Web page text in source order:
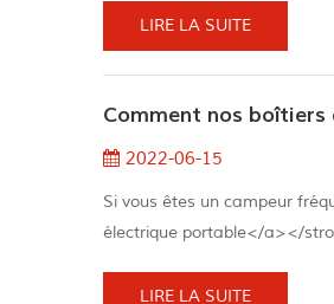
LIRE LA SUITE
Comment nos
2022-06-15
Si vous êtes un campeur
électrique portable</a></
LIRE LA SUITE